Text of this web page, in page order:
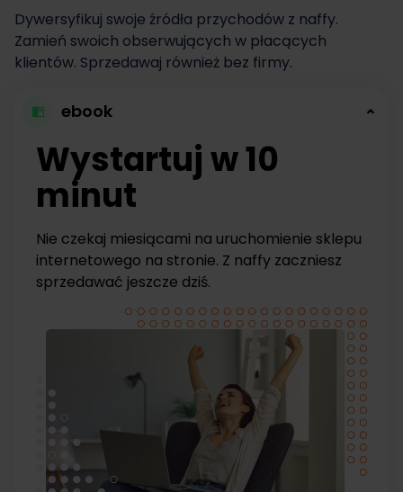
Dywersyfikuj swoje źródła przychodów z naffy.
Zamień swoich obserwujących w płacących
klientów. Sprzedawaj również bez firmy.
ebook
Wystartuj w 10
minut
Nie czekaj miesiącami na uruchomienie sklepu
internetowego na stronie. Z naffy zaczniesz
sprzedawać jeszcze dziś.